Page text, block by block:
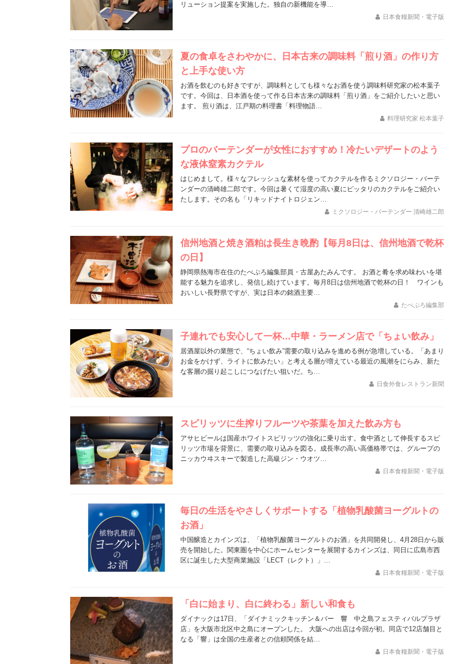
リューション提案を実施した。独自の新機能を導…
日本食糧新聞・電子版
夏の食卓をさわやかに、日本古来の調味料「煎り酒」の作り方
と上手な使い方
お酒を飲むのも好きですが、調味料としても様々なお酒を使う調味料研究家の松本葉子
です。今回は、日本酒を使って作る日本古来の調味料「煎り酒」をご紹介したいと思い
ます。 煎り酒は、江戸期の料理書「料理物語…
料理研究家 松本葉子
プロのバーテンダーが女性におすすめ！冷たいデザートのよう
な液体窒素カクテル
はじめまして。様々なフレッシュな素材を使ってカクテルを作るミクソロジー・バーテ
ンダーの清崎雄二郎です。今回は暑くて湿度の高い夏にピッタリのカクテルをご紹介い
たします。その名も「リキッドナイトロジェン…
ミクソロジー・バーテンダー 清崎雄二郎
信州地酒と焼き酒粕は長生き晩酌【毎月8日は、信州地酒で乾杯
の日】
静岡県熱海市在住のたべぷろ編集部員・古屋あたみんです。 お酒と肴を求め味わいを堪
能する魅力を追求し、発信し続けています。毎月8日は信州地酒で乾杯の日！ ワインも
おいしい長野県ですが、実は日本の銘酒主要…
たべぷろ編集部
子連れでも安心して一杯…中華・ラーメン店で「ちょい飲み」
居酒屋以外の業態で、“ちょい飲み”需要の取り込みを進める例が急増している。「あまり
お金をかけず、ライトに飲みたい」と考える層が増えている最近の風潮をにらみ、新た
な客層の掘り起こしにつなげたい狙いだ。ち…
日食外食レストラン新聞
スピリッツに生搾りフルーツや茶葉を加えた飲み方も
アサヒビールは国産ホワイトスピリッツの強化に乗り出す。食中酒として伸長するスピ
リッツ市場を背景に、需要の取り込みを図る。成長率の高い高価格帯では、グループの
ニッカウヰスキーで製造した高級ジン・ウオツ…
日本食糧新聞・電子版
毎日の生活をやさしくサポートする「植物乳酸菌ヨーグルトの
お酒」
中国醸造とカインズは、「植物乳酸菌ヨーグルトのお酒」を共同開発し、4月28日から販
売を開始した。関東圏を中心にホームセンターを展開するカインズは、同日に広島市西
区に誕生した大型商業施設「LECT（レクト）」…
日本食糧新聞・電子版
「白に始まり、白に終わる」新しい和食も
ダイナックは17日、「ダイナミックキッチン＆バー 響 中之島フェスティバルプラザ
店」を大阪市北区中之島にオープンした。 大阪への出店は今回が初。同店で12店舗目と
なる「響」は全国の生産者との信頼関係を結…
日本食糧新聞・電子版